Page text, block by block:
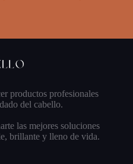
productos profesionales
del cabello.
las mejores soluciones
brillante y lleno de vida.